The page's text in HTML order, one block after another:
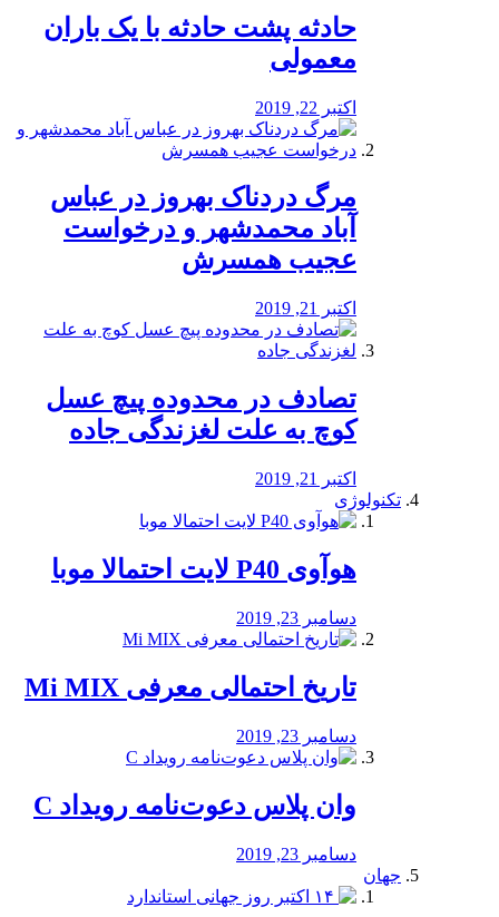
️حادثه پشت حادثه با یک باران
معمولی
اکتبر 22, 2019
مرگ دردناک بهروز در عباس
آباد محمدشهر و درخواست
عجیب همسرش
اکتبر 21, 2019
تصادف در محدوده پیچ عسل
کوچ به علت لغزندگی جاده
اکتبر 21, 2019
تکنولوژی
هوآوی P40 لایت احتمالا موبا
دسامبر 23, 2019
تاریخ احتمالی معرفی Mi MIX
دسامبر 23, 2019
وان پلاس دعوت‌نامه رویداد C
دسامبر 23, 2019
جهان